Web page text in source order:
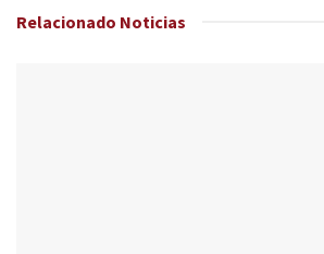
Relacionado Noticias